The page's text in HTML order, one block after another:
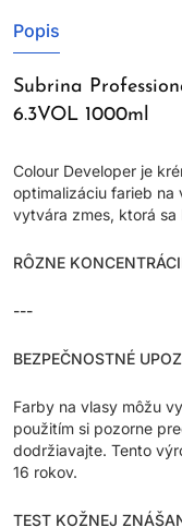
Popis
Subrina
6.3VOL 1000ml
Colour Developer je
optimalizáciu farieb na
vytvára zmes, ktorá sa
RÔZNE
---
BEZPEČNOSTNÉ
Farby na vlasy môžu
použitím si pozorne
dodržiavajte. Tento
16 rokov.
TEST KOŽNEJ